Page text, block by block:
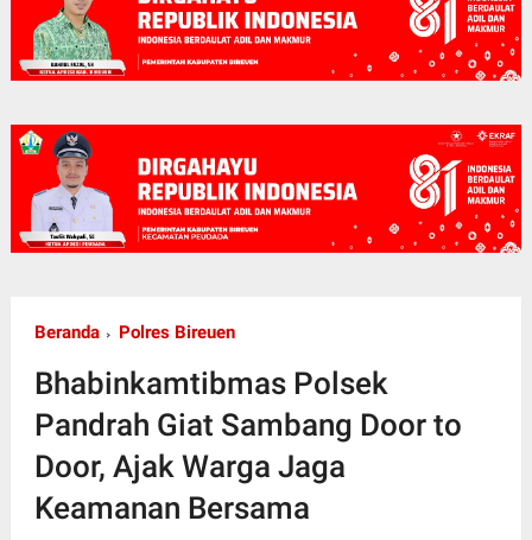
Beranda Polres Bireuen
Bhabinkamtibmas Polsek
Pandrah Giat Sambang Door to
Door, Ajak Warga Jaga
Keamanan Bersama